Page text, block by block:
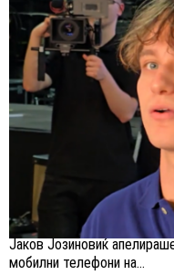
Јаков Јозиновиќ
мобилни телефони на...